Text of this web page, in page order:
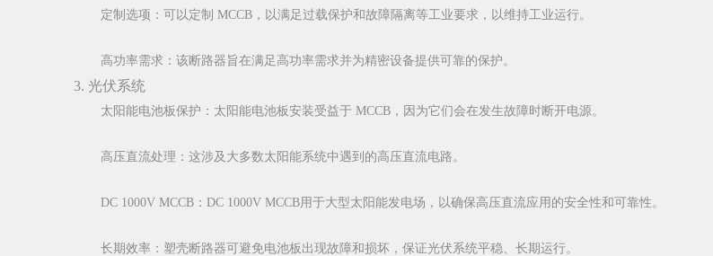
定制选项：可以定制 MCCB，以满足过载保护和故障隔离等工业要求，以维持工业运行。
高功率需求：该断路器旨在满足高功率需求并为精密设备提供可靠的保护。
3. 光伏系统
太阳能电池板保护：太阳能电池板安装受益于 MCCB，因为它们会在发生故障时断开电源。
高压直流处理：这涉及大多数太阳能系统中遇到的高压直流电路。
DC 1000V MCCB：DC 1000V MCCB用于大型太阳能发电场，以确保高压直流应用的安全性和可靠性。
长期效率：塑壳断路器可避免电池板出现故障和损坏，保证光伏系统平稳、长期运行。